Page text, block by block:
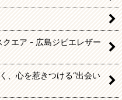
エア - 広島ジビエレザー
、心を惹きつける“出会い